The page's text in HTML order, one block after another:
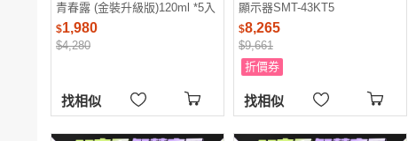
青春露 (金裝升級版)120ml *5入
(保濕美白加強版)
$1,980
$4,280
找相似
顯示器SMT-43KT5
$8,265
$9,661
折價券
找相似